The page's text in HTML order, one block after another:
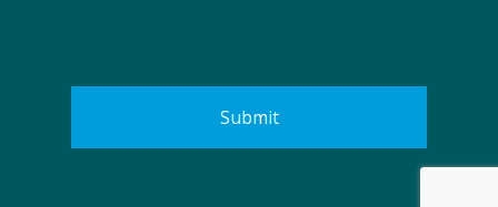
Submit